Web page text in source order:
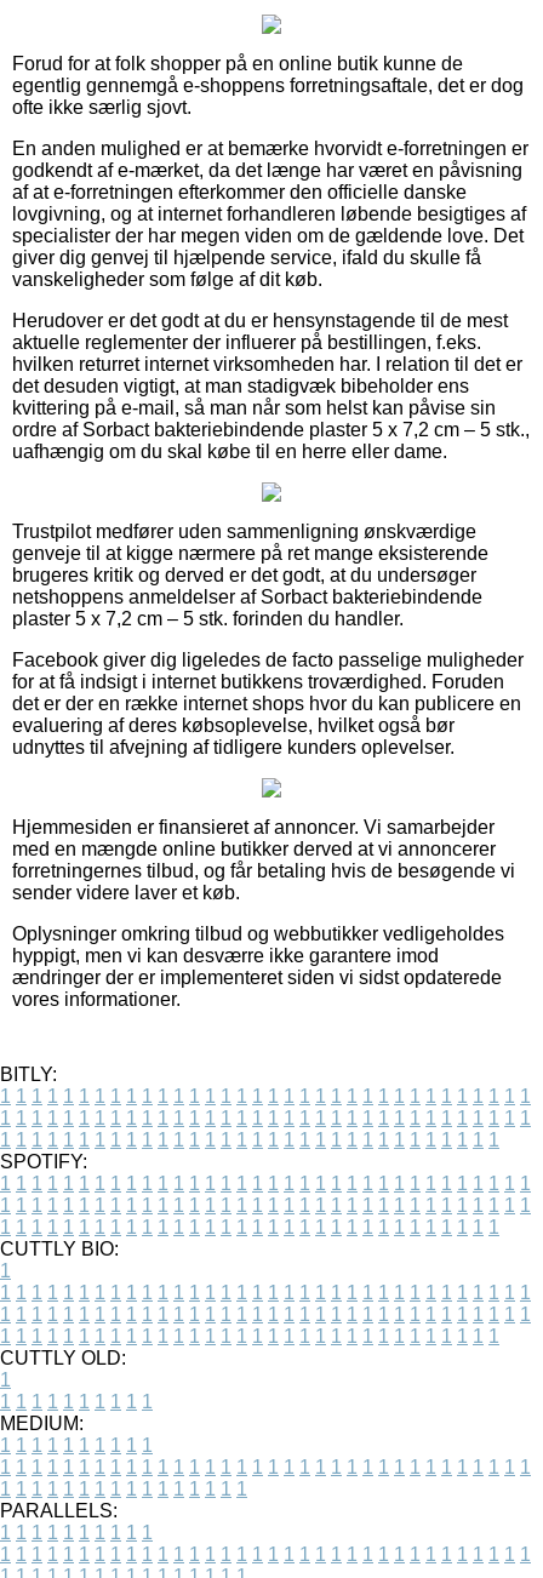
Forud for at folk shopper på en online butik kunne de
egentlig gennemgå e-shoppens forretningsaftale, det er dog
ofte ikke særlig sjovt.
En anden mulighed er at bemærke hvorvidt e-forretningen er
godkendt af e-mærket, da det længe har været en påvisning
af at e-forretningen efterkommer den officielle danske
lovgivning, og at internet forhandleren løbende besigtiges af
specialister der har megen viden om de gældende love. Det
giver dig genvej til hjælpende service, ifald du skulle få
vanskeligheder som følge af dit køb.
Herudover er det godt at du er hensynstagende til de mest
aktuelle reglementer der influerer på bestillingen, f.eks.
hvilken returret internet virksomheden har. I relation til det er
det desuden vigtigt, at man stadigvæk bibeholder ens
kvittering på e-mail, så man når som helst kan påvise sin
ordre af Sorbact bakteriebindende plaster 5 x 7,2 cm – 5 stk.,
uafhængig om du skal købe til en herre eller dame.
Trustpilot medfører uden sammenligning ønskværdige
genveje til at kigge nærmere på ret mange eksisterende
brugeres kritik og derved er det godt, at du undersøger
netshoppens anmeldelser af Sorbact bakteriebindende
plaster 5 x 7,2 cm – 5 stk. forinden du handler.
Facebook giver dig ligeledes de facto passelige muligheder
for at få indsigt i internet butikkens troværdighed. Foruden
det er der en række internet shops hvor du kan publicere en
evaluering af deres købsoplevelse, hvilket også bør
udnyttes til afvejning af tidligere kunders oplevelser.
Hjemmesiden er finansieret af annoncer. Vi samarbejder
med en mængde online butikker derved at vi annoncerer
forretningernes tilbud, og får betaling hvis de besøgende vi
sender videre laver et køb.
Oplysninger omkring tilbud og webbutikker vedligeholdes
hyppigt, men vi kan desværre ikke garantere imod
ændringer der er implementeret siden vi sidst opdaterede
vores informationer.
BITLY:
1 1 1 1 1 1 1 1 1 1 1 1 1 1 1 1 1 1 1 1 1 1 1 1 1 1 1 1 1 1 1 1 1 1
1 1 1 1 1 1 1 1 1 1 1 1 1 1 1 1 1 1 1 1 1 1 1 1 1 1 1 1 1 1 1 1 1 1
1 1 1 1 1 1 1 1 1 1 1 1 1 1 1 1 1 1 1 1 1 1 1 1 1 1 1 1 1 1 1 1
SPOTIFY:
1 1 1 1 1 1 1 1 1 1 1 1 1 1 1 1 1 1 1 1 1 1 1 1 1 1 1 1 1 1 1 1 1 1
1 1 1 1 1 1 1 1 1 1 1 1 1 1 1 1 1 1 1 1 1 1 1 1 1 1 1 1 1 1 1 1 1 1
1 1 1 1 1 1 1 1 1 1 1 1 1 1 1 1 1 1 1 1 1 1 1 1 1 1 1 1 1 1 1 1
CUTTLY BIO:
1
1 1 1 1 1 1 1 1 1 1 1 1 1 1 1 1 1 1 1 1 1 1 1 1 1 1 1 1 1 1 1 1 1 1
1 1 1 1 1 1 1 1 1 1 1 1 1 1 1 1 1 1 1 1 1 1 1 1 1 1 1 1 1 1 1 1 1 1
1 1 1 1 1 1 1 1 1 1 1 1 1 1 1 1 1 1 1 1 1 1 1 1 1 1 1 1 1 1 1 1
CUTTLY OLD:
1
1 1 1 1 1 1 1 1 1 1
MEDIUM:
1 1 1 1 1 1 1 1 1 1
1 1 1 1 1 1 1 1 1 1 1 1 1 1 1 1 1 1 1 1 1 1 1 1 1 1 1 1 1 1 1 1 1 1
1 1 1 1 1 1 1 1 1 1 1 1 1 1 1 1
PARALLELS:
1 1 1 1 1 1 1 1 1 1
1 1 1 1 1 1 1 1 1 1 1 1 1 1 1 1 1 1 1 1 1 1 1 1 1 1 1 1 1 1 1 1 1 1